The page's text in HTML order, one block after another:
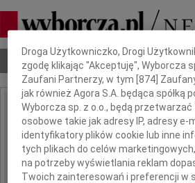
Nekrologi Odeszli Poradnik
IMIĘ I NAZWISKO: Walenty
REGION: Bydgoszcz
DATA EMISJI: 09.04.2021
Dbamy o Twoją prywatność
Droga Użytkowniczko, Drogi
zgodę klikając "Akceptuję", Wyborcza
Zaufani Partnerzy, w tym [874 ]
jak również Agora S.A. będąca spółką
Wyborcza sp. z o.o., będą przetwarzać
osobowe takie jak adresy IP, adresy e-
identyfikatory plików cookie lub inne
tych plikach do celów
na potrzeby wyświetlania reklam
Twoich zainteresowań i preferencji w